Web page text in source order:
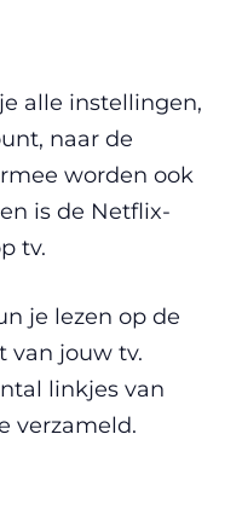
alle instellingen,
naar de
worden ook
is de Netflix-
tv.
je lezen op de
van jouw tv.
linkjes van
verzameld.